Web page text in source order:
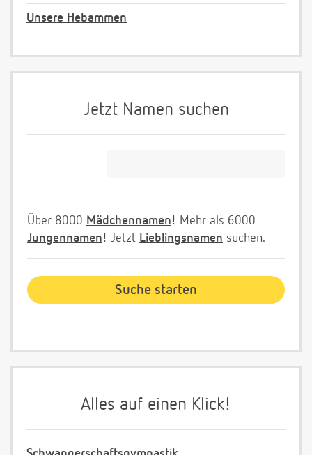
Unsere Hebammen
Jetzt Namen suchen
Über 8000 Mädchennamen! Mehr als 6000
Jungennamen! Jetzt Lieblingsnamen suchen.
Alles auf einen Klick!